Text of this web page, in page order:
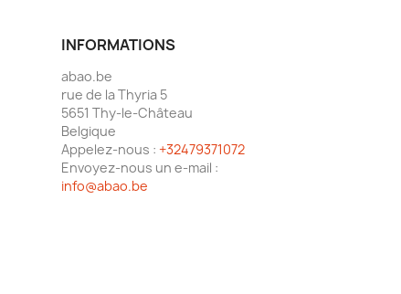
INFORMATIONS
abao.be
rue de la Thyria 5
5651 Thy-le-Château
Belgique
Appelez-nous : +32479371072
Envoyez-nous un e-mail :
info@abao.be